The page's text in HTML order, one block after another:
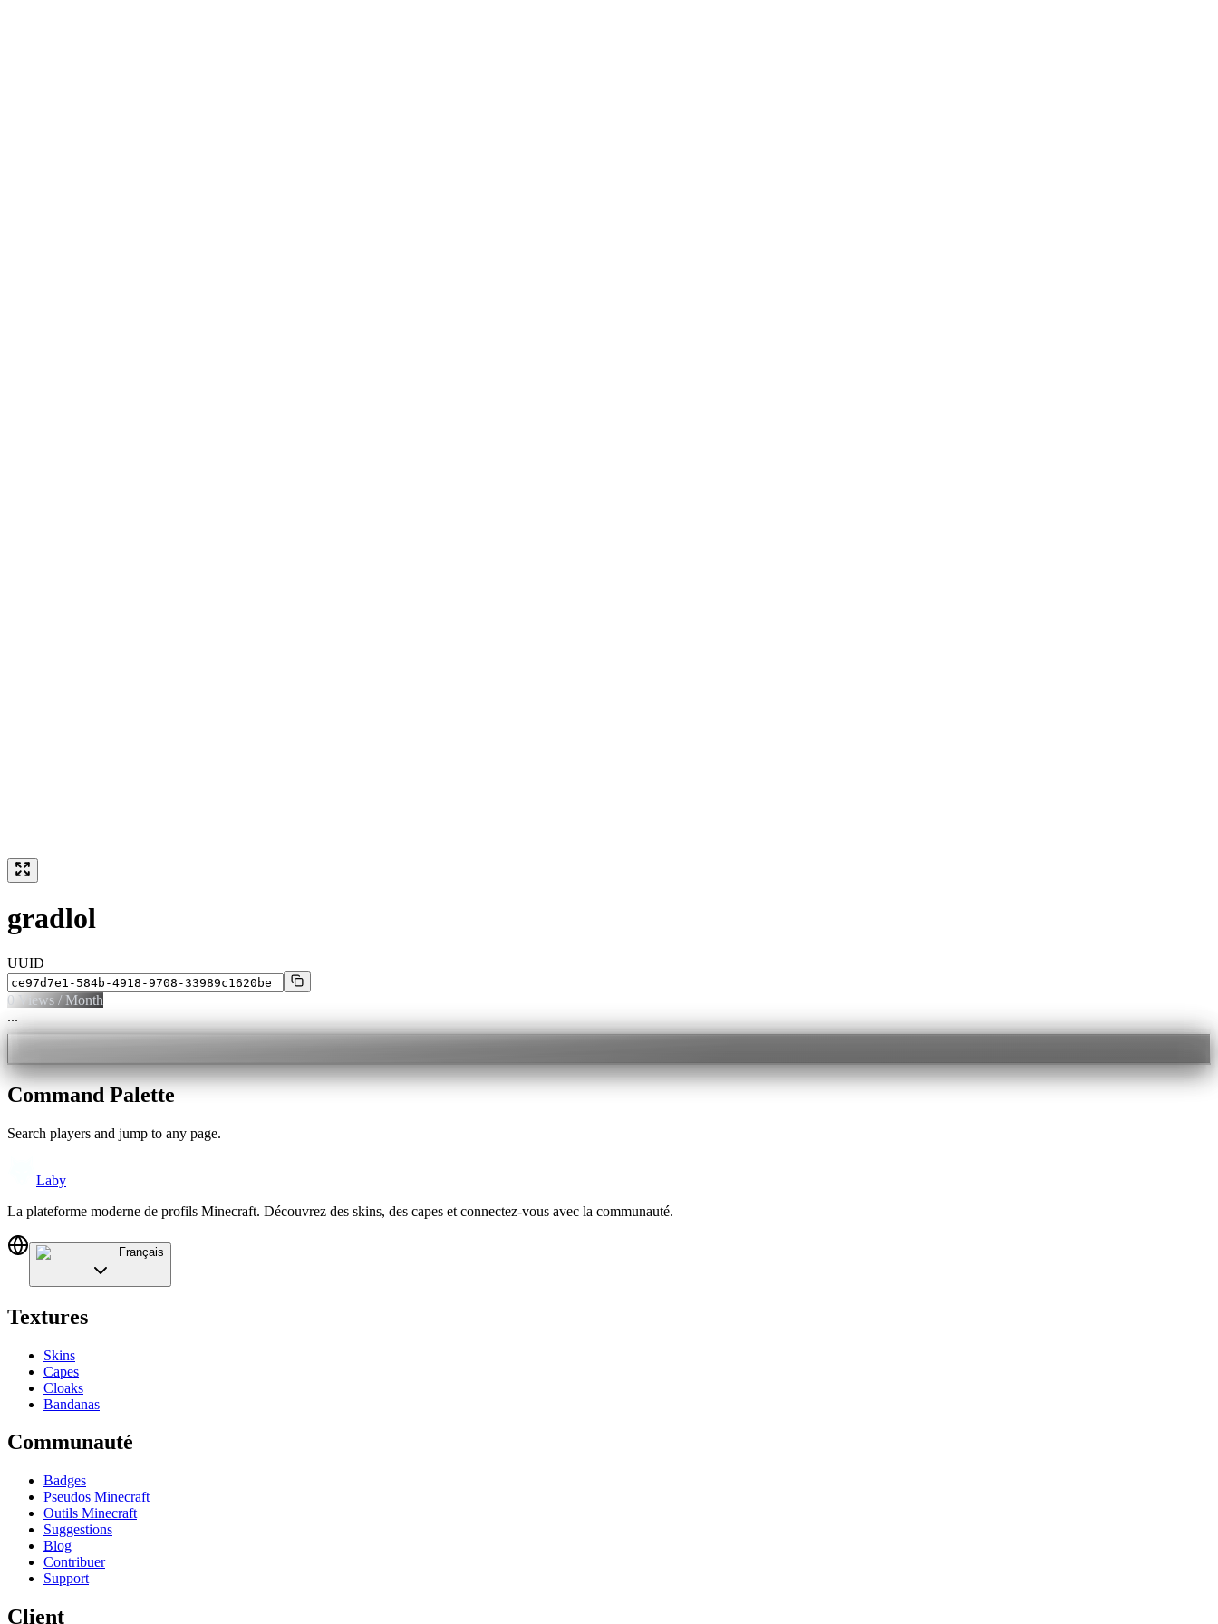
gradlol
UUID
0 Views / Month
...
Command Palette
Search players and jump to any page.
Laby
La plateforme moderne de profils Minecraft. Découvrez des skins, des capes et connectez-vous avec la communauté.
Français
Textures
Skins
Capes
Cloaks
Bandanas
Communauté
Badges
Pseudos Minecraft
Outils Minecraft
Suggestions
Blog
Contribuer
Support
Client